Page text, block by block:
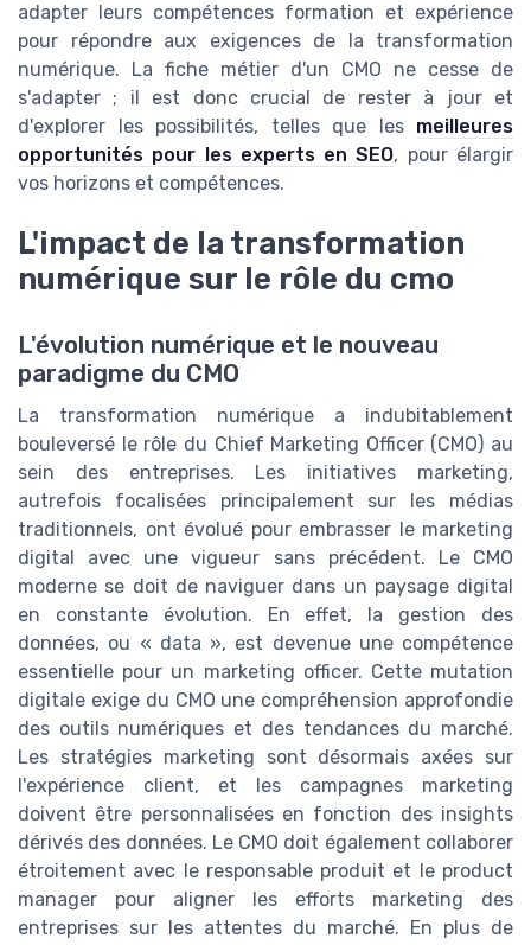
adapter leurs compétences formation et expérience
pour répondre aux exigences de la transformation
numérique. La fiche métier d'un CMO ne cesse de
s'adapter ; il est donc crucial de rester à jour et
d'explorer les possibilités, telles que les meilleures
opportunités pour les experts en SEO, pour élargir
vos horizons et compétences.
L'impact de la transformation
numérique sur le rôle du cmo
L'évolution numérique et le nouveau
paradigme du CMO
La transformation numérique a indubitablement
bouleversé le rôle du Chief Marketing Officer (CMO) au
sein des entreprises. Les initiatives marketing,
autrefois focalisées principalement sur les médias
traditionnels, ont évolué pour embrasser le marketing
digital avec une vigueur sans précédent. Le CMO
moderne se doit de naviguer dans un paysage digital
en constante évolution. En effet, la gestion des
données, ou « data », est devenue une compétence
essentielle pour un marketing officer. Cette mutation
digitale exige du CMO une compréhension approfondie
des outils numériques et des tendances du marché.
Les stratégies marketing sont désormais axées sur
l'expérience client, et les campagnes marketing
doivent être personnalisées en fonction des insights
dérivés des données. Le CMO doit également collaborer
étroitement avec le responsable produit et le product
manager pour aligner les efforts marketing des
entreprises sur les attentes du marché. En plus de